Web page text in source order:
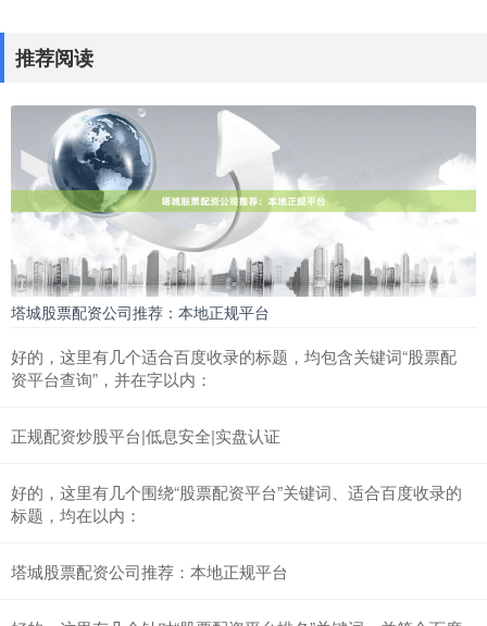
推荐阅读
塔城股票配资公司推荐：本地正规平台
好的，这里有几个适合百度收录的标题，均包含关键词“股票配
资平台查询”，并在字以内：
正规配资炒股平台|低息安全|实盘认证
好的，这里有几个围绕“股票配资平台”关键词、适合百度收录的
标题，均在以内：
塔城股票配资公司推荐：本地正规平台